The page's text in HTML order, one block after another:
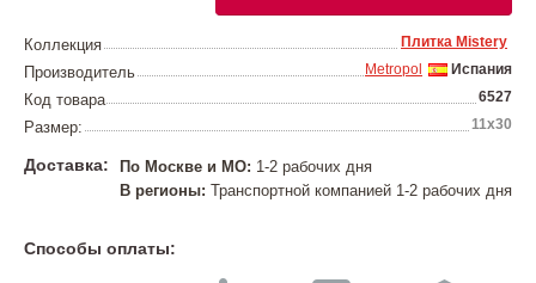
Коллекция Плитка Mistery
Производитель Испания
Metropol
Код товара 6527
Размер: 11x30
Доставка: По Москве и МО: 1-2 рабочих дня
В регионы: Транспортной компанией 1-2 рабочих дня
Способы оплаты: